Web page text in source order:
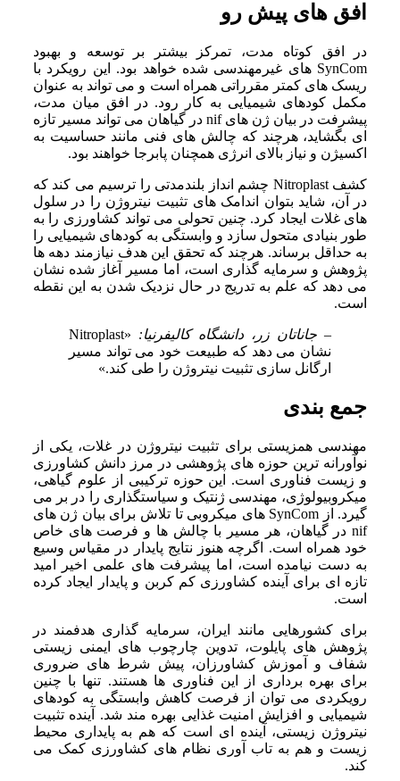
افق های پیش رو
در افق کوتاه مدت، تمرکز بیشتر بر توسعه و بهبود
SynCom های غیرمهندسی شده خواهد بود. این رویکرد با
ریسک های کمتر مقرراتی همراه است و می تواند به عنوان
مکمل کودهای شیمیایی به کار رود. در افق میان مدت،
پیشرفت در بیان ژن های nif در گیاهان می تواند مسیر تازه
ای بگشاید، هرچند که چالش های فنی مانند حساسیت به
اکسیژن و نیاز بالای انرژی همچنان پابرجا خواهند بود.
کشف Nitroplast چشم انداز بلندمدتی را ترسیم می کند که
در آن، شاید بتوان اندامک های تثبیت نیتروژن را در سلول
های غلات ایجاد کرد. چنین تحولی می تواند کشاورزی را به
طور بنیادی متحول سازد و وابستگی به کودهای شیمیایی را
به حداقل برساند. هرچند که تحقق این هدف نیازمند دهه ها
پژوهش و سرمایه گذاری است، اما مسیر آغاز شده نشان
می دهد که علم به تدریج در حال نزدیک شدن به این نقطه
است.
– جاناتان زر، دانشگاه کالیفرنیا:
«Nitroplast
نشان می دهد که طبیعت خود می تواند مسیر
ارگانل سازی تثبیت نیتروژن را طی کند.»
جمع بندی
مهندسی همزیستی برای تثبیت نیتروژن در غلات، یکی از
نوآورانه ترین حوزه های پژوهشی در مرز دانش کشاورزی
و زیست فناوری است. این حوزه ترکیبی از علوم گیاهی،
میکروبیولوژی، مهندسی ژنتیک و سیاستگذاری را در بر می
گیرد. از SynCom های میکروبی تا تلاش برای بیان ژن های
nif در گیاهان، هر مسیر با چالش ها و فرصت های خاص
خود همراه است. اگرچه هنوز نتایج پایدار در مقیاس وسیع
به دست نیامده است، اما پیشرفت های علمی اخیر امید
تازه ای برای آینده کشاورزی کم کربن و پایدار ایجاد کرده
است.
برای کشورهایی مانند ایران، سرمایه گذاری هدفمند در
پژوهش های پایلوت، تدوین چارچوب های ایمنی زیستی
شفاف و آموزش کشاورزان، پیش شرط های ضروری
برای بهره برداری از این فناوری ها هستند. تنها با چنین
رویکردی می توان از فرصت کاهش وابستگی به کودهای
شیمیایی و افزایش امنیت غذایی بهره مند شد. آینده تثبیت
نیتروژن زیستی، آینده ای است که هم به پایداری محیط
زیست و هم به تاب آوری نظام های کشاورزی کمک می
کند.